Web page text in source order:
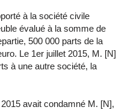
à la société civile
évalué à la somme de
500 000 parts de la
Le 1er juillet 2015, M. [N]
à une autre société, la
avait condamné M. [N],